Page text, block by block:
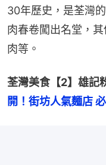
30年歷史，是荃灣
肉春卷闖出名堂，
肉等。
荃灣美食【2】雄記
開！街坊人氣麵店